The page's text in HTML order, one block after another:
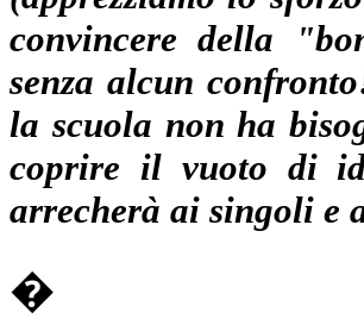
convincere della
senza alcun
la scuola non ha
coprire il vuoto di
arrecherà ai singoli e
�